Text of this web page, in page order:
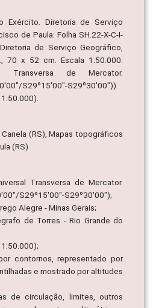
Exército. Diretoria de Serviço
de Paula: Folha SH.22-X-C-I-
de Serviço Geográfico,
70 x 52 cm. Escala 1:50.000.
Transversa de Mercator.
S29º15'00"-S29º30'00")).
1:50.000).
(RS), Mapas topográficos
(RS)
Transversa de Mercator.
S29º15'00"-S29º30'00");
Alegre - Minas Gerais;
de Torres - Rio Grande do
1:50.000);
contornos, representado por
e mostrado por altitudes
de circulação, limites, outros